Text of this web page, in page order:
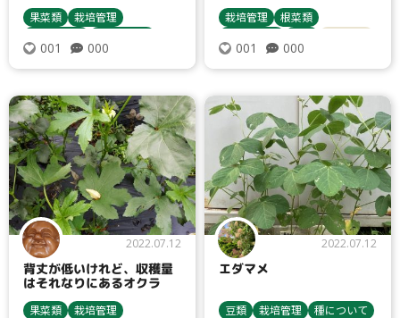
小テーマ
検索
リセット
果菜類
栽培管理
栽培方法
ナス
オクラ
001 000
栽培管理
根菜類
じゃがいも
病害虫対策
鳥獣害対策
001 000
2022.07.12
背丈が低いけれど、収穫量
はそれなりにあるオクラ
果菜類
栽培管理
2022.07.12
エダマメ
豆類 栽培管理
種について